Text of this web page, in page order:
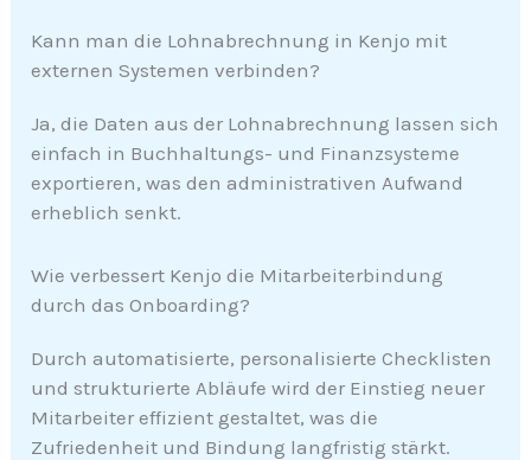
Kann man die Lohnabrechnung in Kenjo mit
externen Systemen verbinden?
Ja, die Daten aus der Lohnabrechnung lassen sich
einfach in Buchhaltungs- und Finanzsysteme
exportieren, was den administrativen Aufwand
erheblich senkt.
Wie verbessert Kenjo die Mitarbeiterbindung
durch das Onboarding?
Durch automatisierte, personalisierte Checklisten
und strukturierte Abläufe wird der Einstieg neuer
Mitarbeiter effizient gestaltet, was die
Zufriedenheit und Bindung langfristig stärkt.